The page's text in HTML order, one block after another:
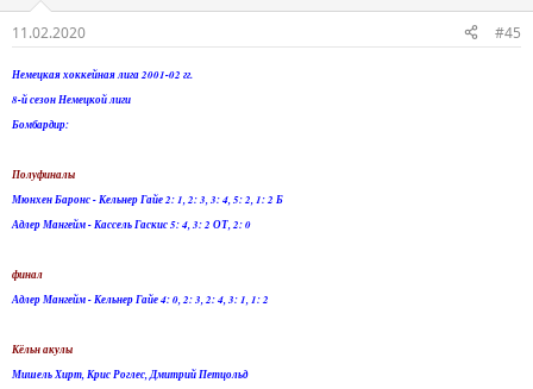
11.02.2020 #45
Немецкая хоккейная лига 2001-02 гг.
8-й сезон Немецкой лиги
Бомбардир:
Полуфиналы
Мюнхен Баронс - Кельнер Гайе 2: 1, 2: 3, 3: 4, 5: 2, 1: 2 Б
Адлер Мангейм - Кассель Гаскис 5: 4, 3: 2 ОТ, 2: 0
финал
Адлер Мангейм - Кельнер Гайе 4: 0, 2: 3, 2: 4, 3: 1, 1: 2
Кёльн акулы
Мишель Хирт, Крис Роглес, Дмитрий Петцольд